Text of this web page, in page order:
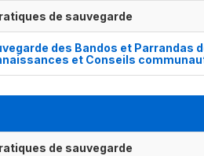
de sauvegarde
des Bandos et Parrandas
et Conseils
de sauvegarde